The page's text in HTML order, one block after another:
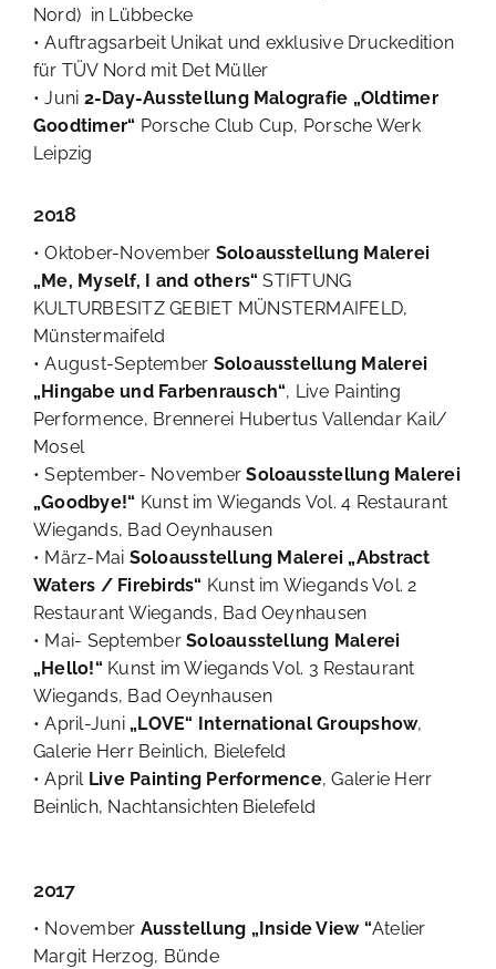
Nord) in Lübbecke
• Auftragsarbeit Unikat und exklusive Druckedition
für TÜV Nord mit Det Müller
• Juni 2-Day-Ausstellung Malografie „Oldtimer
Goodtimer“ Porsche Club Cup, Porsche Werk
Leipzig
2018
• Oktober-November Soloausstellung Malerei
„Me, Myself, I and others“ STIFTUNG
KULTURBESITZ GEBIET MÜNSTERMAIFELD,
Münstermaifeld
• August-September Soloausstellung Malerei
„Hingabe und Farbenrausch“, Live Painting
Performence, Brennerei Hubertus Vallendar Kail/
Mosel
• September- NovemberSoloausstellung Malerei
„Goodbye!“ Kunst im Wiegands Vol. 4 Restaurant
Wiegands, Bad Oeynhausen
• März-Mai Soloausstellung Malerei „Abstract
Waters / Firebirds“ Kunst im Wiegands Vol. 2
Restaurant Wiegands, Bad Oeynhausen
• Mai- SeptemberSoloausstellung Malerei
„Hello!“ Kunst im Wiegands Vol. 3 Restaurant
Wiegands, Bad Oeynhausen
• April-Juni „LOVE“ International Groupshow,
Galerie Herr Beinlich, Bielefeld
• April Live Painting Performence, Galerie Herr
Beinlich, Nachtansichten Bielefeld
2017
• November Ausstellung „Inside View “Atelier
Margit Herzog, Bünde